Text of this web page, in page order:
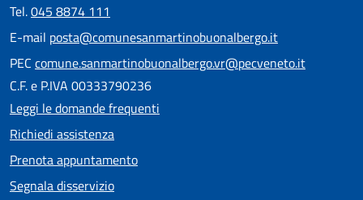
Tel.045 8874 111
E-mail posta@comunesanmartinobuonalbergo.it
PEC comune.sanmartinobuonalbergo.vr@pecveneto.it
C.F. e P.IVA 00333790236
Leggi le domande frequenti
Richiedi assistenza
Prenota appuntamento
Segnala disservizio